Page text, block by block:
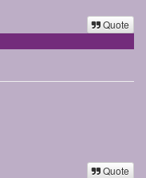
Quote
Quote